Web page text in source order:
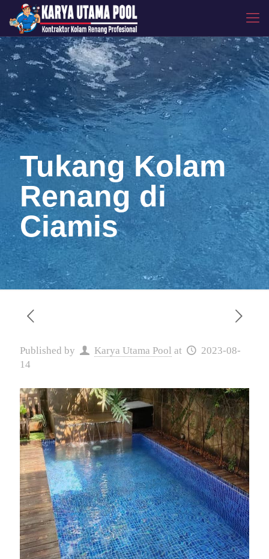
Tukang Kolam
Renang di
Ciamis
Published by Karya Utama Pool at
2023-08-
14